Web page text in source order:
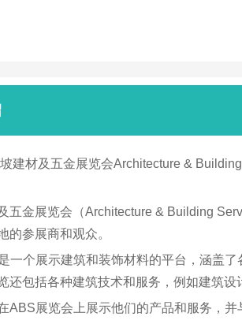
建材及五金展览会Architecture &
五金展览会（Architecture & Building
的参展商和观众。
一个展示建筑和装饰材料的平台，涵盖
还包括各种建筑技术和服务，例如建筑设
ABS展览会上展示他们的产品和服务，